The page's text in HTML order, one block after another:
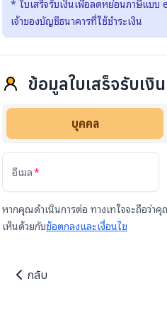
เจ้าของบัญชีธนาคารที่ใช้ชำระเงิน
ข้อมูลใบเสร็จรับเงิน
บุคคล
อีเมล
หากคุณดำเนินการต่อ ทางเทใจจะถือว่า
เห็นด้วยกับข้อตกลงและเงื่อนไข
กลับ